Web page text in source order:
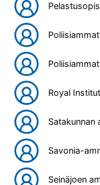
Royal
Satakunnan
Savonia-
Seinäjoen